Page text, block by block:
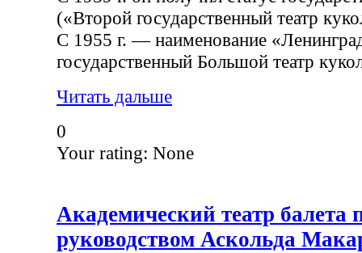
(«Второй государственный театр
С 1955 г. — наименование
государственный Большой театр
Читать дальше
0
Your rating: None
Академический театр балета
руководством Аскольда